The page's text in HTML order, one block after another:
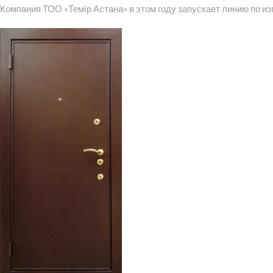
Компания ТОО «Темiр Астана» в этом году запускает линию по